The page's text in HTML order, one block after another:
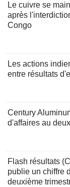
Le cuivre se
après
Congo
Les actions
entre résultats
Century
d'affaires au
Flash résultats
publie un chiffre
deuxième